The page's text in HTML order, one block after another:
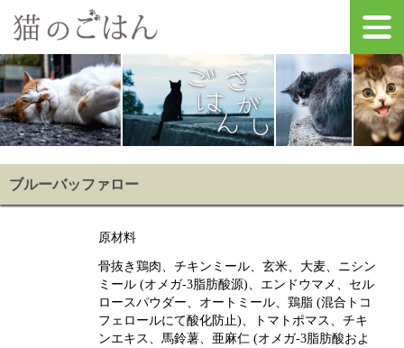
ブルーバッファロー
原材料
骨抜き鶏肉、チキンミール、玄米、大麦、ニシン
ミール (オメガ-3脂肪酸源)、エンドウマメ、セル
ロースパウダー、オートミール、鶏脂 (混合トコ
フェロールにて酸化防止)、トマトポマス、チキ
ンエキス、馬鈴薯、亜麻仁 (オメガ-3脂肪酸およ